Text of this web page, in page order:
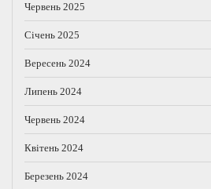
Червень 2025
Січень 2025
Вересень 2024
Липень 2024
Червень 2024
Квітень 2024
Березень 2024